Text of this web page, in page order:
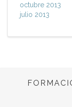
octubre 2013
julio 2013